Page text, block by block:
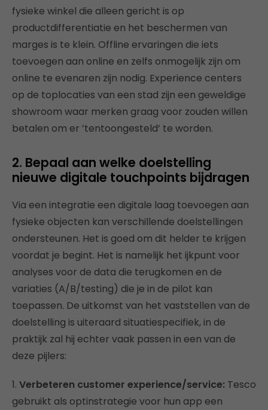
fysieke winkel die alleen gericht is op
productdifferentiatie en het beschermen van
marges is te klein. Offline ervaringen die iets
toevoegen aan online en zelfs onmogelijk zijn om
online te evenaren zijn nodig. Experience centers
op de toplocaties van een stad zijn een geweldige
showroom waar merken graag voor zouden willen
betalen om er ’tentoongesteld’ te worden.
2. Bepaal aan welke doelstelling
nieuwe digitale touchpoints bijdragen
Via een integratie een digitale laag toevoegen aan
fysieke objecten kan verschillende doelstellingen
ondersteunen. Het is goed om dit helder te krijgen
voordat je begint. Het is namelijk het ijkpunt voor
analyses voor de data die terugkomen en de
variaties (A/B/testing) die je in de pilot kan
toepassen. De uitkomst van het vaststellen van de
doelstelling is uiteraard situatiespecifiek, in de
praktijk zal hij echter vaak passen in een van de
deze pijlers:
1. Verbeteren customer experience/service: Tesco
gebruikt als optinstrategie voor hun app een